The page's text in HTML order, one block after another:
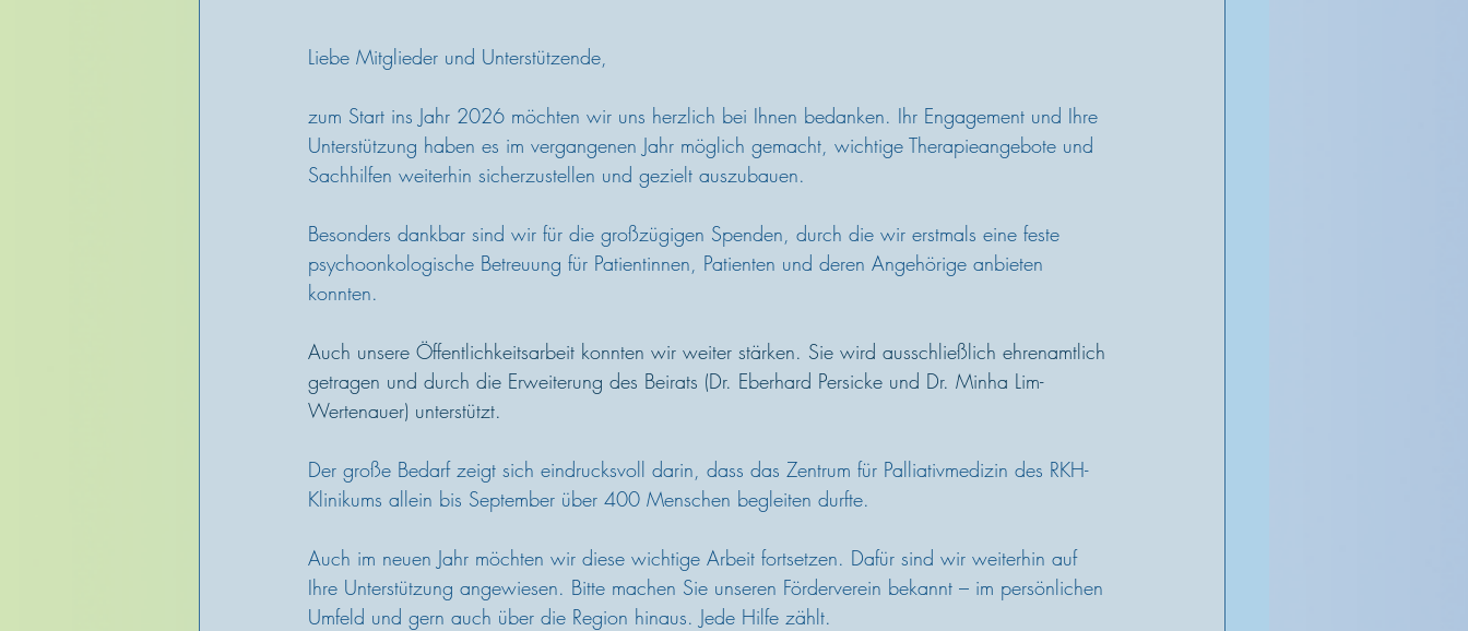
Liebe Mitglieder und Unterstützende,
zum Start ins Jahr 2026 möchten wir uns herzlich bei Ihnen bedanken. Ihr Engagement und Ihre
Unterstützung haben es im vergangenen Jahr möglich gemacht, wichtige Therapieangebote und
Sachhilfen weiterhin sicherzustellen und gezielt auszubauen.
Besonders dankbar sind wir für die großzügigen Spenden, durch die wir erstmals eine feste
psychoonkologische Betreuung für Patientinnen, Patienten und deren Angehörige anbieten
konnten.
Auch unsere Öffentlichkeitsarbeit konnten wir weiter stärken. Sie wird ausschließlich ehrenamtlich
getragen und durch die Erweiterung des Beirats (Dr. Eberhard Persicke und Dr. Minha Lim-
Wertenauer) unterstützt.
Der große Bedarf zeigt sich eindrucksvoll darin, dass das Zentrum für Palliativmedizin des RKH-
Klinikums allein bis September über 400 Menschen begleiten durfte.
Auch im neuen Jahr möchten wir diese wichtige Arbeit fortsetzen. Dafür sind wir weiterhin auf
Ihre Unterstützung angewiesen. Bitte machen Sie unseren Förderverein bekannt – im persönlichen
Umfeld und gern auch über die Region hinaus. Jede Hilfe zählt.